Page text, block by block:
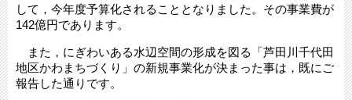
して，今年度予算化されることとなりました。その事業費が
142億円であります。
また，にぎわいある水辺空間の形成を図る「芦田川千代田
地区かわまちづくり」の新規事業化が決まった事は，既にご
報告した通りです。